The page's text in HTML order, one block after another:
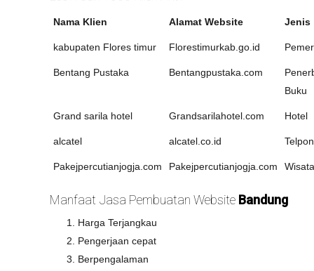
Nama Klien Alamat Website Jenis
kabupaten Flores timur Florestimurkab.go.id
Bentang Pustaka Bentangpustaka.com
Buku
Grand sarila hotel Grandsarilahotel.com Hotel
alcatel alcatel.co.id Telpon
Pakejpercutianjogja.com Pakejpercutianjogja.com Wisata
Manfaat Jasa Pembuatan Website Bandung
Harga Terjangkau
Pengerjaan cepat
Berpengalaman